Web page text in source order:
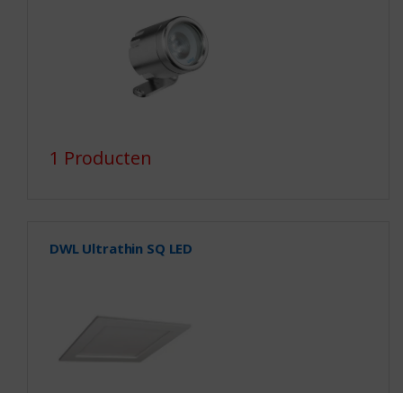
1 Producten
DWL Ultrathin SQ LED